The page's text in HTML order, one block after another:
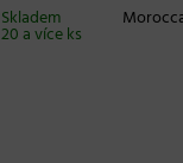
Skladem
20 a více ks